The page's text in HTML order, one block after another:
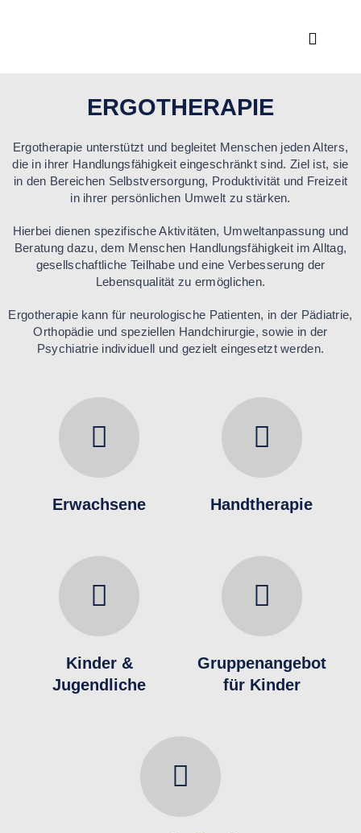
Toggle
ERGOTHERAPIE
Ergotherapie unterstützt und begleitet Menschen jeden Alters,
die in ihrer Handlungsfähigkeit eingeschränkt sind. Ziel ist, sie
in den Bereichen Selbstversorgung, Produktivität und Freizeit
in ihrer persönlichen Umwelt zu stärken.
Hierbei dienen spezifische Aktivitäten, Umweltanpassung und
Beratung dazu, dem Menschen Handlungsfähigkeit im Alltag,
gesellschaftliche Teilhabe und eine Verbesserung der
Lebensqualität zu ermöglichen.
Ergotherapie kann für neurologische Patienten, in der Pädiatrie,
Orthopädie und speziellen Handchirurgie, sowie in der
Psychiatrie individuell und gezielt eingesetzt werden.
Erwachsene Handtherapie
Kinder &
Jugendliche
Gruppenangebot
für Kinder